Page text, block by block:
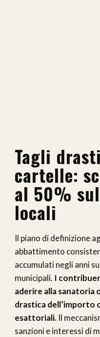
Tagli
cartelle:
al 50%
locali
Il piano di definizione
abbattimento
accumulati negli anni
municipali. I
aderire alla
drastica dell’importo
esattoriali. Il
sanzioni e interessi di